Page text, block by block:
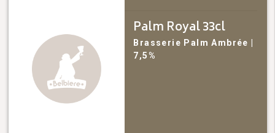
Palm Royal 33cl
Brasserie Palm Ambrée
7,5%